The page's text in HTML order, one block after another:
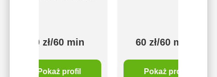
50 zł/60 min
Pokaż profil
60 zł/60 min
Pokaż profil